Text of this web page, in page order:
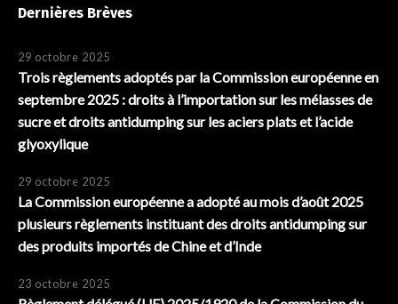
Dernières Brèves
29 octobre 2025
Trois règlements adoptés par la Commission européenne en
septembre 2025 : droits à l’importation sur les mélasses de
sucre et droits antidumping sur les aciers plats et l’acide
glyoxylique
29 octobre 2025
La Commission européenne a adopté au mois d’août 2025
plusieurs règlements instituant des droits antidumping sur
des produits importés de Chine et d’Inde
23 octobre 2025